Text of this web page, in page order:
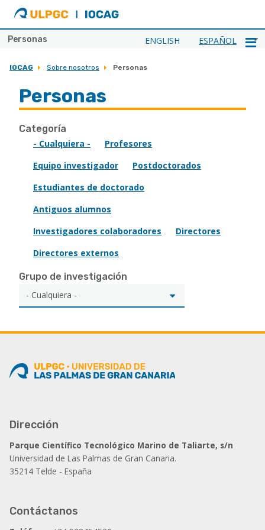
ULPGC
Ir
al
IOCAG
ENGLISH ESPAÑOL
Personas
IOCAG Sobre nosotros Personas
Personas
Categoría
- Cualquiera -
Profesores
Equipo investigador
Postdoctorados
Estudiantes de doctorado
Antiguos alumnos
Investigadores colaboradores
Directores
Directores externos
Grupo de investigación
Dirección
Parque Científico Tecnológico Marino de Taliarte, s/n
Universidad de Las Palmas de Gran Canaria.
35214 Telde - España
Contáctanos